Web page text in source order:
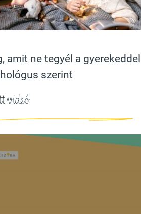
amit ne tegyél a gyerekeddel
szerint
videó